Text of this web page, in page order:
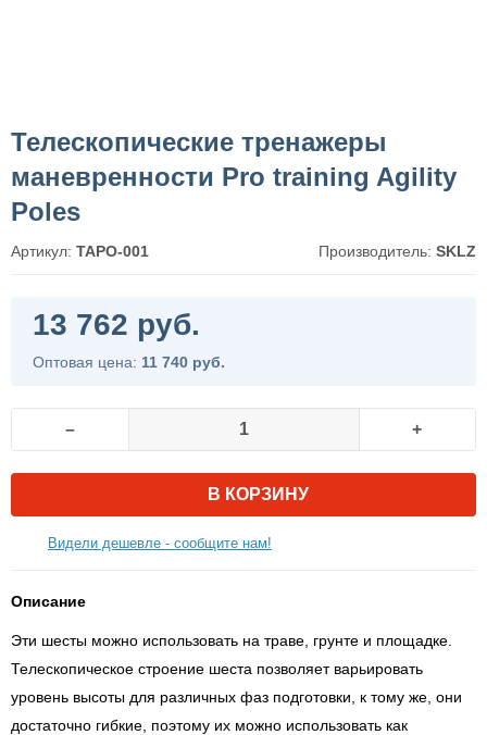
Телескопические тренажеры
маневренности Pro training Agility
Poles
Артикул: TAPO-001 Производитель: SKLZ
13 762 руб.
Оптовая цена: 11 740 руб.
– +
В КОРЗИНУ
Видели дешевле - сообщите нам!
Описание
Эти шесты можно использовать на траве, грунте и площадке.
Телескопическое строение шеста позволяет варьировать
уровень высоты для различных фаз подготовки, к тому же, они
достаточно гибкие, поэтому их можно использовать как